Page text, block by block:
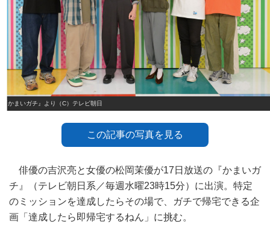
『かまいガチ』より（C）テレビ朝日
この記事の写真を見る
俳優の吉沢亮と女優の松岡茉優が17日放送の『かまいガ
チ』（テレビ朝日系／毎週水曜23時15分）に出演。特定
のミッションを達成したらその場で、ガチで帰宅できる企
画「達成したら即帰宅するねん」に挑む。